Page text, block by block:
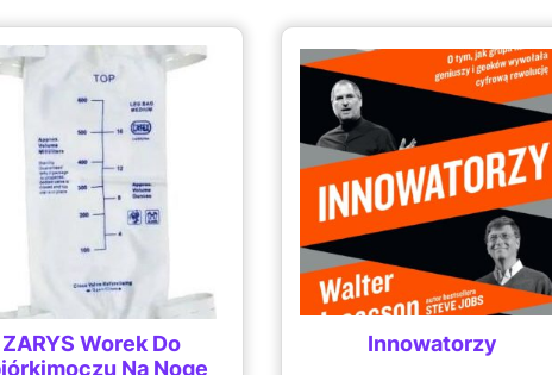
ZARYS Worek Do
Na Nogę
Innowatorzy